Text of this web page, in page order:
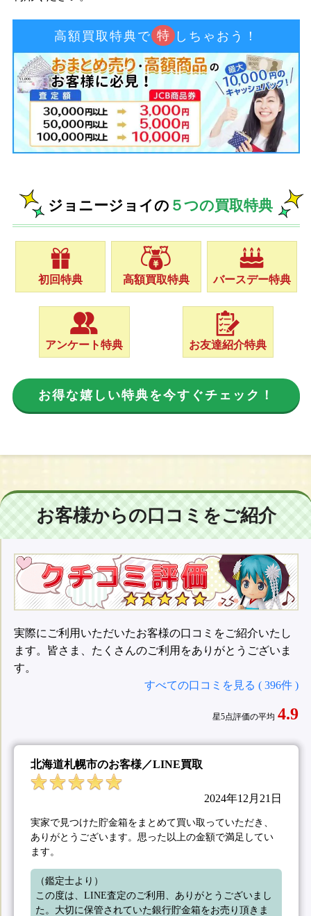
高額買取特典で 特 しちゃおう！
ジョニージョイの ５つの買取特典
初回特典 高額買取特典 バースデー特典
アンケート特典 お友達紹介特典
お得な嬉しい特典を今すぐチェック！
お客様からの口コミをご紹介
実際にご利用いただいたお客様の口コミをご紹介いたし
ます。皆さま、たくさんのご利用をありがとうございま
す。
すべての口コミを見る ( 396件 )
星5点評価の平均 4.9
北海道札幌市のお客様／LINE買取
2024年12月21日
実家で見つけた貯金箱をまとめて買い取っていただき、
ありがとうございます。思った以上の金額で満足してい
ます。
（鑑定士より）
この度は、LINE査定のご利用、ありがとうございまし
た。大切に保管されていた銀行貯金箱をお売り頂きま